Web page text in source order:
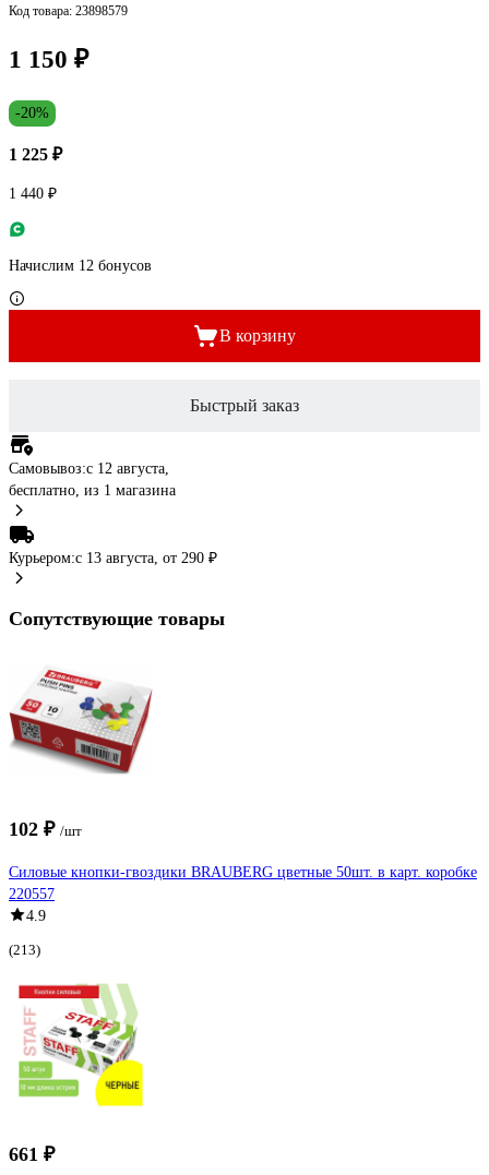
Код товара: 23898579
1 150 ₽
-20%
1 225 ₽
1 440 ₽
Начислим 12 бонусов
В корзину
Быстрый заказ
Самовывоз:c 12 августа,
бесплатно, из 1 магазина
Курьером:c 13 августа, от 290 ₽
Сопутствующие товары
102 ₽ /шт
Силовые кнопки-гвоздики BRAUBERG цветные 50шт. в карт. коробке
220557
4.9
(213)
661 ₽